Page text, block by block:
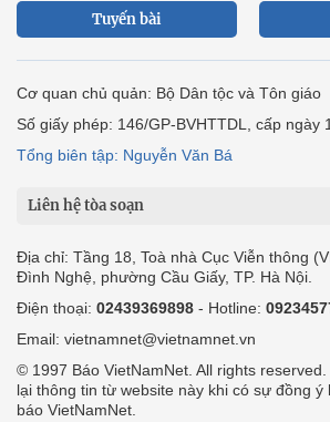
Tuyến bài
Cơ quan chủ quản: Bộ Dân tộc và Tôn giáo
Số giấy phép: 146/GP-BVHTTDL, cấp ngày
Tổng biên tập: Nguyễn Văn Bá
Liên hệ tòa soạn
Địa chỉ: Tầng 18, Toà nhà Cục Viễn thông
Đình Nghệ, phường Cầu Giấy, TP. Hà Nội.
Điện thoại: 02439369898 - Hotline:
Email: vietnamnet@vietnamnet.vn
© 1997 Báo VietNamNet. All rights
lại thông tin từ website này khi có sự đồng ý
báo VietNamNet.